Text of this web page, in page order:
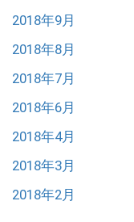
2018年9月
2018年8月
2018年7月
2018年6月
2018年4月
2018年3月
2018年2月